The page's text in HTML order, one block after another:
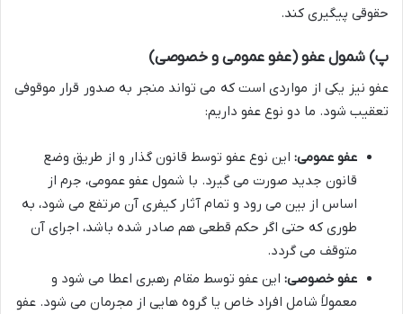
حقوقی پیگیری کند.
پ) شمول عفو (عفو عمومی و خصوصی)
عفو نیز یکی از مواردی است که می تواند منجر به صدور قرار موقوفی
تعقیب شود. ما دو نوع عفو داریم:
عفو عمومی: این نوع عفو توسط قانون گذار و از طریق وضع
قانون جدید صورت می گیرد. با شمول عفو عمومی، جرم از
اساس از بین می رود و تمام آثار کیفری آن مرتفع می شود، به
طوری که حتی اگر حکم قطعی هم صادر شده باشد، اجرای آن
متوقف می گردد.
عفو خصوصی: این عفو توسط مقام رهبری اعطا می شود و
معمولاً شامل افراد خاص یا گروه هایی از مجرمان می شود. عفو